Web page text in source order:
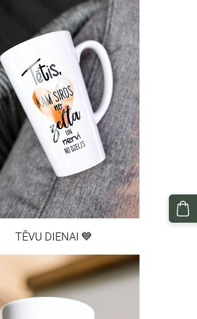
TĒVU DIENAI 💙